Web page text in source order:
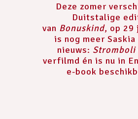
Deze zomer
Duitstalige
van Bonuskind, op 29
is nog meer
nieuws: Stromboli
verfilmd én is nu in
e-book